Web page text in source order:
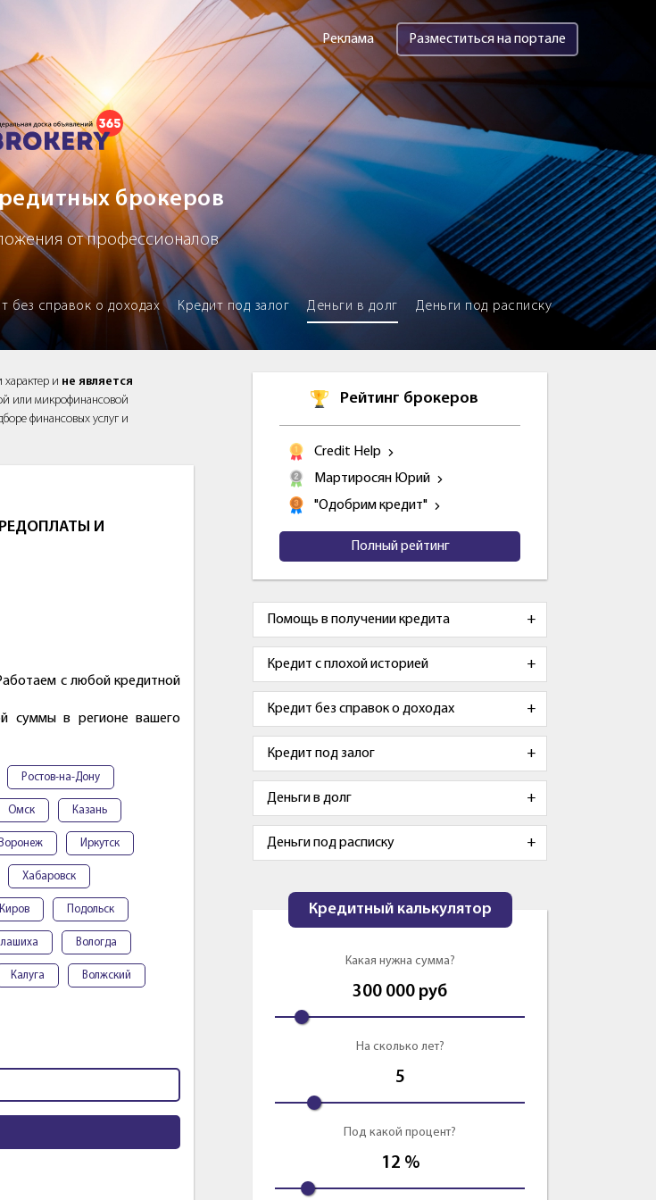
Реклама Разместиться на портале
брокеров
от профессионалов
без справок о доходах Кредит под залог Деньги в долг Деньги под расписку
и не является
или микрофинансовой
финансовых услуг и
И
с любой кредитной
суммы в регионе вашего
Ростов-на-Дону
Омск Казань
Воронеж Иркутск
Хабаровск
Киров Подольск
Вологда
Калуга Волжский
Рейтинг брокеров
Credit Help
Мартиросян Юрий
"Одобрим кредит"
Полный рейтинг
Помощь в получении кредита
Кредит с плохой историей
Кредит без справок о доходах
Кредит под залог
Деньги в долг
Деньги под расписку
Кредитный калькулятор
Какая нужна сумма?
300 000 руб
На сколько лет?
5
Под какой процент?
12 %